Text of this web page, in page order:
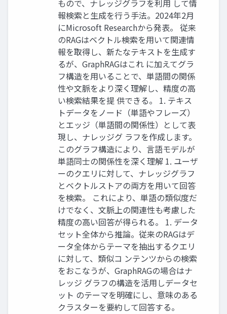
もので、ナレッジグラフを利用 して情
報検索と生成を行う手法。2024年2月
にMicrosoft Researchから発表。 従来
のRAGはベクトル検索を用いて関連情
報を取得し、新たなテキストを生成す
るが、GraphRAGはこれ に加えてグラ
フ構造を用いることで、単語間の関係
性や文脈をより深く理解し、精度の高
い検索結果を提 供できる。 1. テキス
トデータをノード（単語やフレーズ）
とエッジ（単語間の関係性）として表
現し、ナレッジグ ラフを作成します。
このグラフ構造により、言語モデルが
単語同士の関係性を深く理解 1. ユーザ
ーのクエリに対して、ナレッジグラフ
とベクトルストアの両方を用いて回答
を検索。 これにより、単語の類似度だ
けでなく、文脈上の関連性も考慮した
精度の高い回答が得られる。 1. データ
セット全体から推論。従来のRAGはデ
ータ全体からテーマを抽出するクエリ
に対して、類似コ ンテンツからの検索
をおこなうが、GraphRAGの場合はナ
レッジ グラフの構造を活用しデータセ
ット のテーマを明確にし、意味のある
クラスターを要約して回答する。